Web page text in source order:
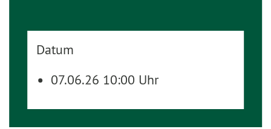
Datum
07.06.26 10:00 Uhr